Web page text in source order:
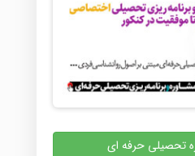
تحصیلی حرفه ای